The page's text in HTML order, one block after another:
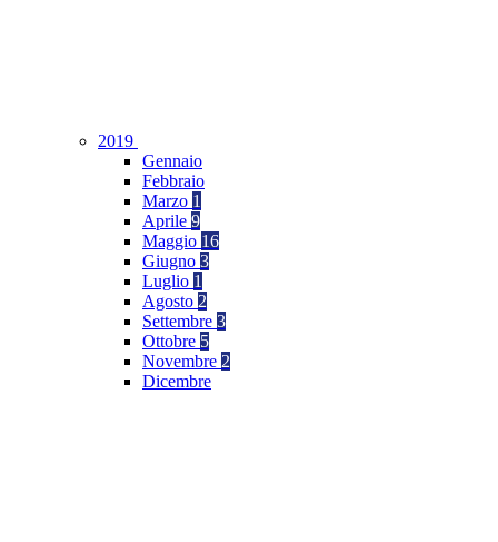
2019
Gennaio
Febbraio
Marzo 1
Aprile 9
Maggio 16
Giugno 3
Luglio 1
Agosto 2
Settembre 3
Ottobre 5
Novembre 2
Dicembre